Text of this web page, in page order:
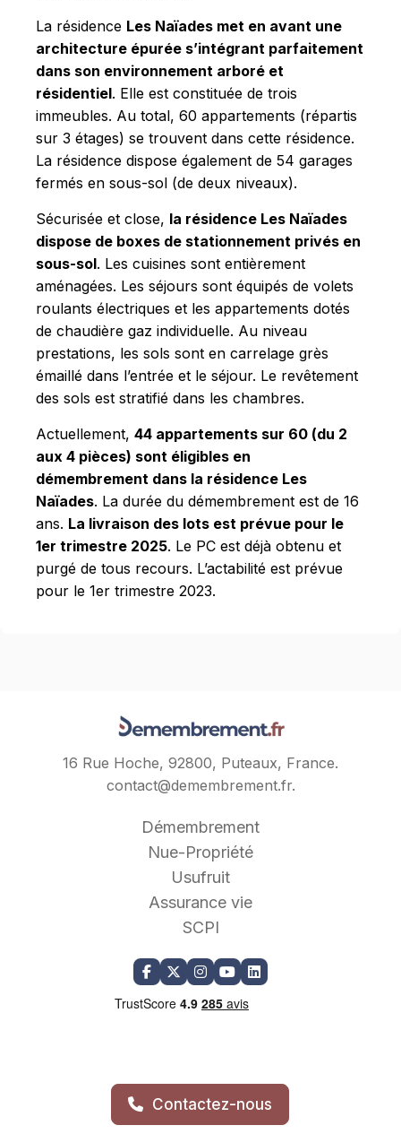
La résidence Les Naïades met en avant une
architecture épurée s’intégrant parfaitement
dans son environnement arboré et
résidentiel. Elle est constituée de trois
immeubles. Au total, 60 appartements (répartis
sur 3 étages) se trouvent dans cette résidence.
La résidence dispose également de 54 garages
fermés en sous-sol (de deux niveaux).
Sécurisée et close, la résidence Les Naïades
dispose de boxes de stationnement privés en
sous-sol. Les cuisines sont entièrement
aménagées. Les séjours sont équipés de volets
roulants électriques et les appartements dotés
de chaudière gaz individuelle. Au niveau
prestations, les sols sont en carrelage grès
émaillé dans l’entrée et le séjour. Le revêtement
des sols est stratifié dans les chambres.
Actuellement, 44 appartements sur 60 (du 2
aux 4 pièces) sont éligibles en
démembrement dans la résidence Les
Naïades. La durée du démembrement est de 16
ans. La livraison des lots est prévue pour le
1er trimestre 2025. Le PC est déjà obtenu et
purgé de tous recours. L’actabilité est prévue
pour le 1er trimestre 2023.
16 Rue Hoche, 92800, Puteaux, France.
contact@demembrement.fr.
Démembrement
Nue-Propriété
Usufruit
Assurance vie
SCPI
Contactez-nous